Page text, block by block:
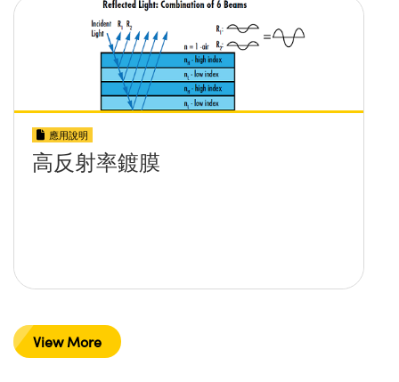
應用說明
高反射率鍍膜
View More